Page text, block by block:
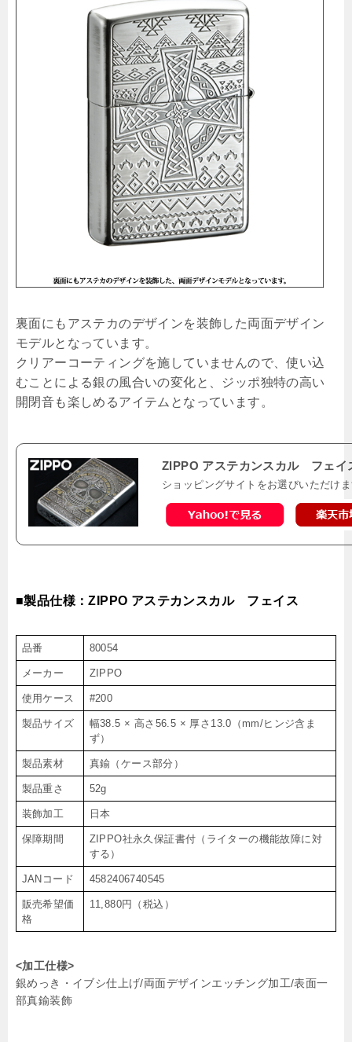
裏面にもアステカのデザインを装飾した両面デザイン
モデルとなっています。
クリアーコーティングを施していませんので、使い込
むことによる銀の風合いの変化と、ジッポ独特の高い
開閉音も楽しめるアイテムとなっています。
ZIPPO アステカンスカル フェイ
ショッピングサイトをお選びいただけ
■製品仕様：ZIPPO アステカンスカル フェイス
品番 80054
メーカー ZIPPO
使用ケース #200
製品サイズ
幅38.5 × 高さ56.5 × 厚さ13.0（mm/ヒンジ含ま
ず）
製品素材 真鍮（ケース部分）
製品重さ 52g
装飾加工 日本
保障期間
ZIPPO社永久保証書付（ライターの機能故障に対
する）
JANコード 4582406740545
販売希望価
格
11,880円（税込）
<加工仕様>
銀めっき・イブシ仕上げ/両面デザインエッチング加工/表面一
部真鍮装飾